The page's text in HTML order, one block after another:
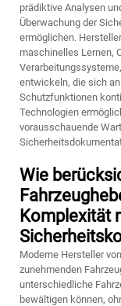
prädiktive Analysen
Überwachung der
ermöglichen.
maschinelles Lernen,
entwickeln, die sich
Schutzfunktionen
Technologien
vorausschauende
Wie
Komplexität
Moderne Hersteller
zunehmenden
unterschiedliche
bewältigen können,